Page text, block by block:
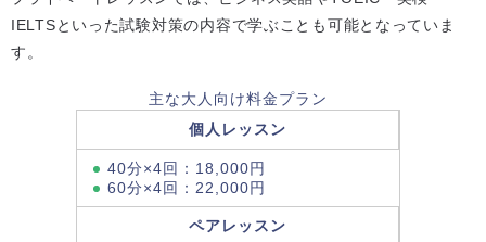
IELTSといった試験対策の内容で学ぶことも可能となっていま
す。
主な大人向け料金プラン
個人レッスン
40分×4回：18,000円
60分×4回：22,000円
ペアレッスン